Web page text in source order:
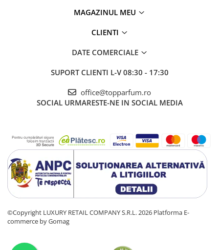
MAGAZINUL MEU
CLIENTI
DATE COMERCIALE
SUPORT CLIENTI L-V 08:30 - 17:30
office@topparfum.ro
SOCIAL URMARESTE-NE IN SOCIAL MEDIA
©Copyright LUXURY RETAIL COMPANY S.R.L. 2026 Platforma E-
commerce by Gomag